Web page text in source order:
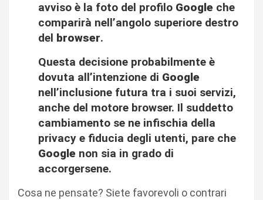
avviso è la foto del profilo Google che
comparirà nell’angolo superiore destro
del browser.
Questa decisione probabilmente è
dovuta all’intenzione di Google
nell’inclusione futura tra i suoi servizi,
anche del motore browser. Il suddetto
cambiamento se ne infischia della
privacy e fiducia degli utenti, pare che
Google non sia in grado di
accorgersene.
Cosa ne pensate? Siete favorevoli o contrari